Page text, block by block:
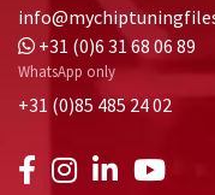
+31 (0)6 31 68 06 89
WhatsApp only
+31 (0)85 485 24 02